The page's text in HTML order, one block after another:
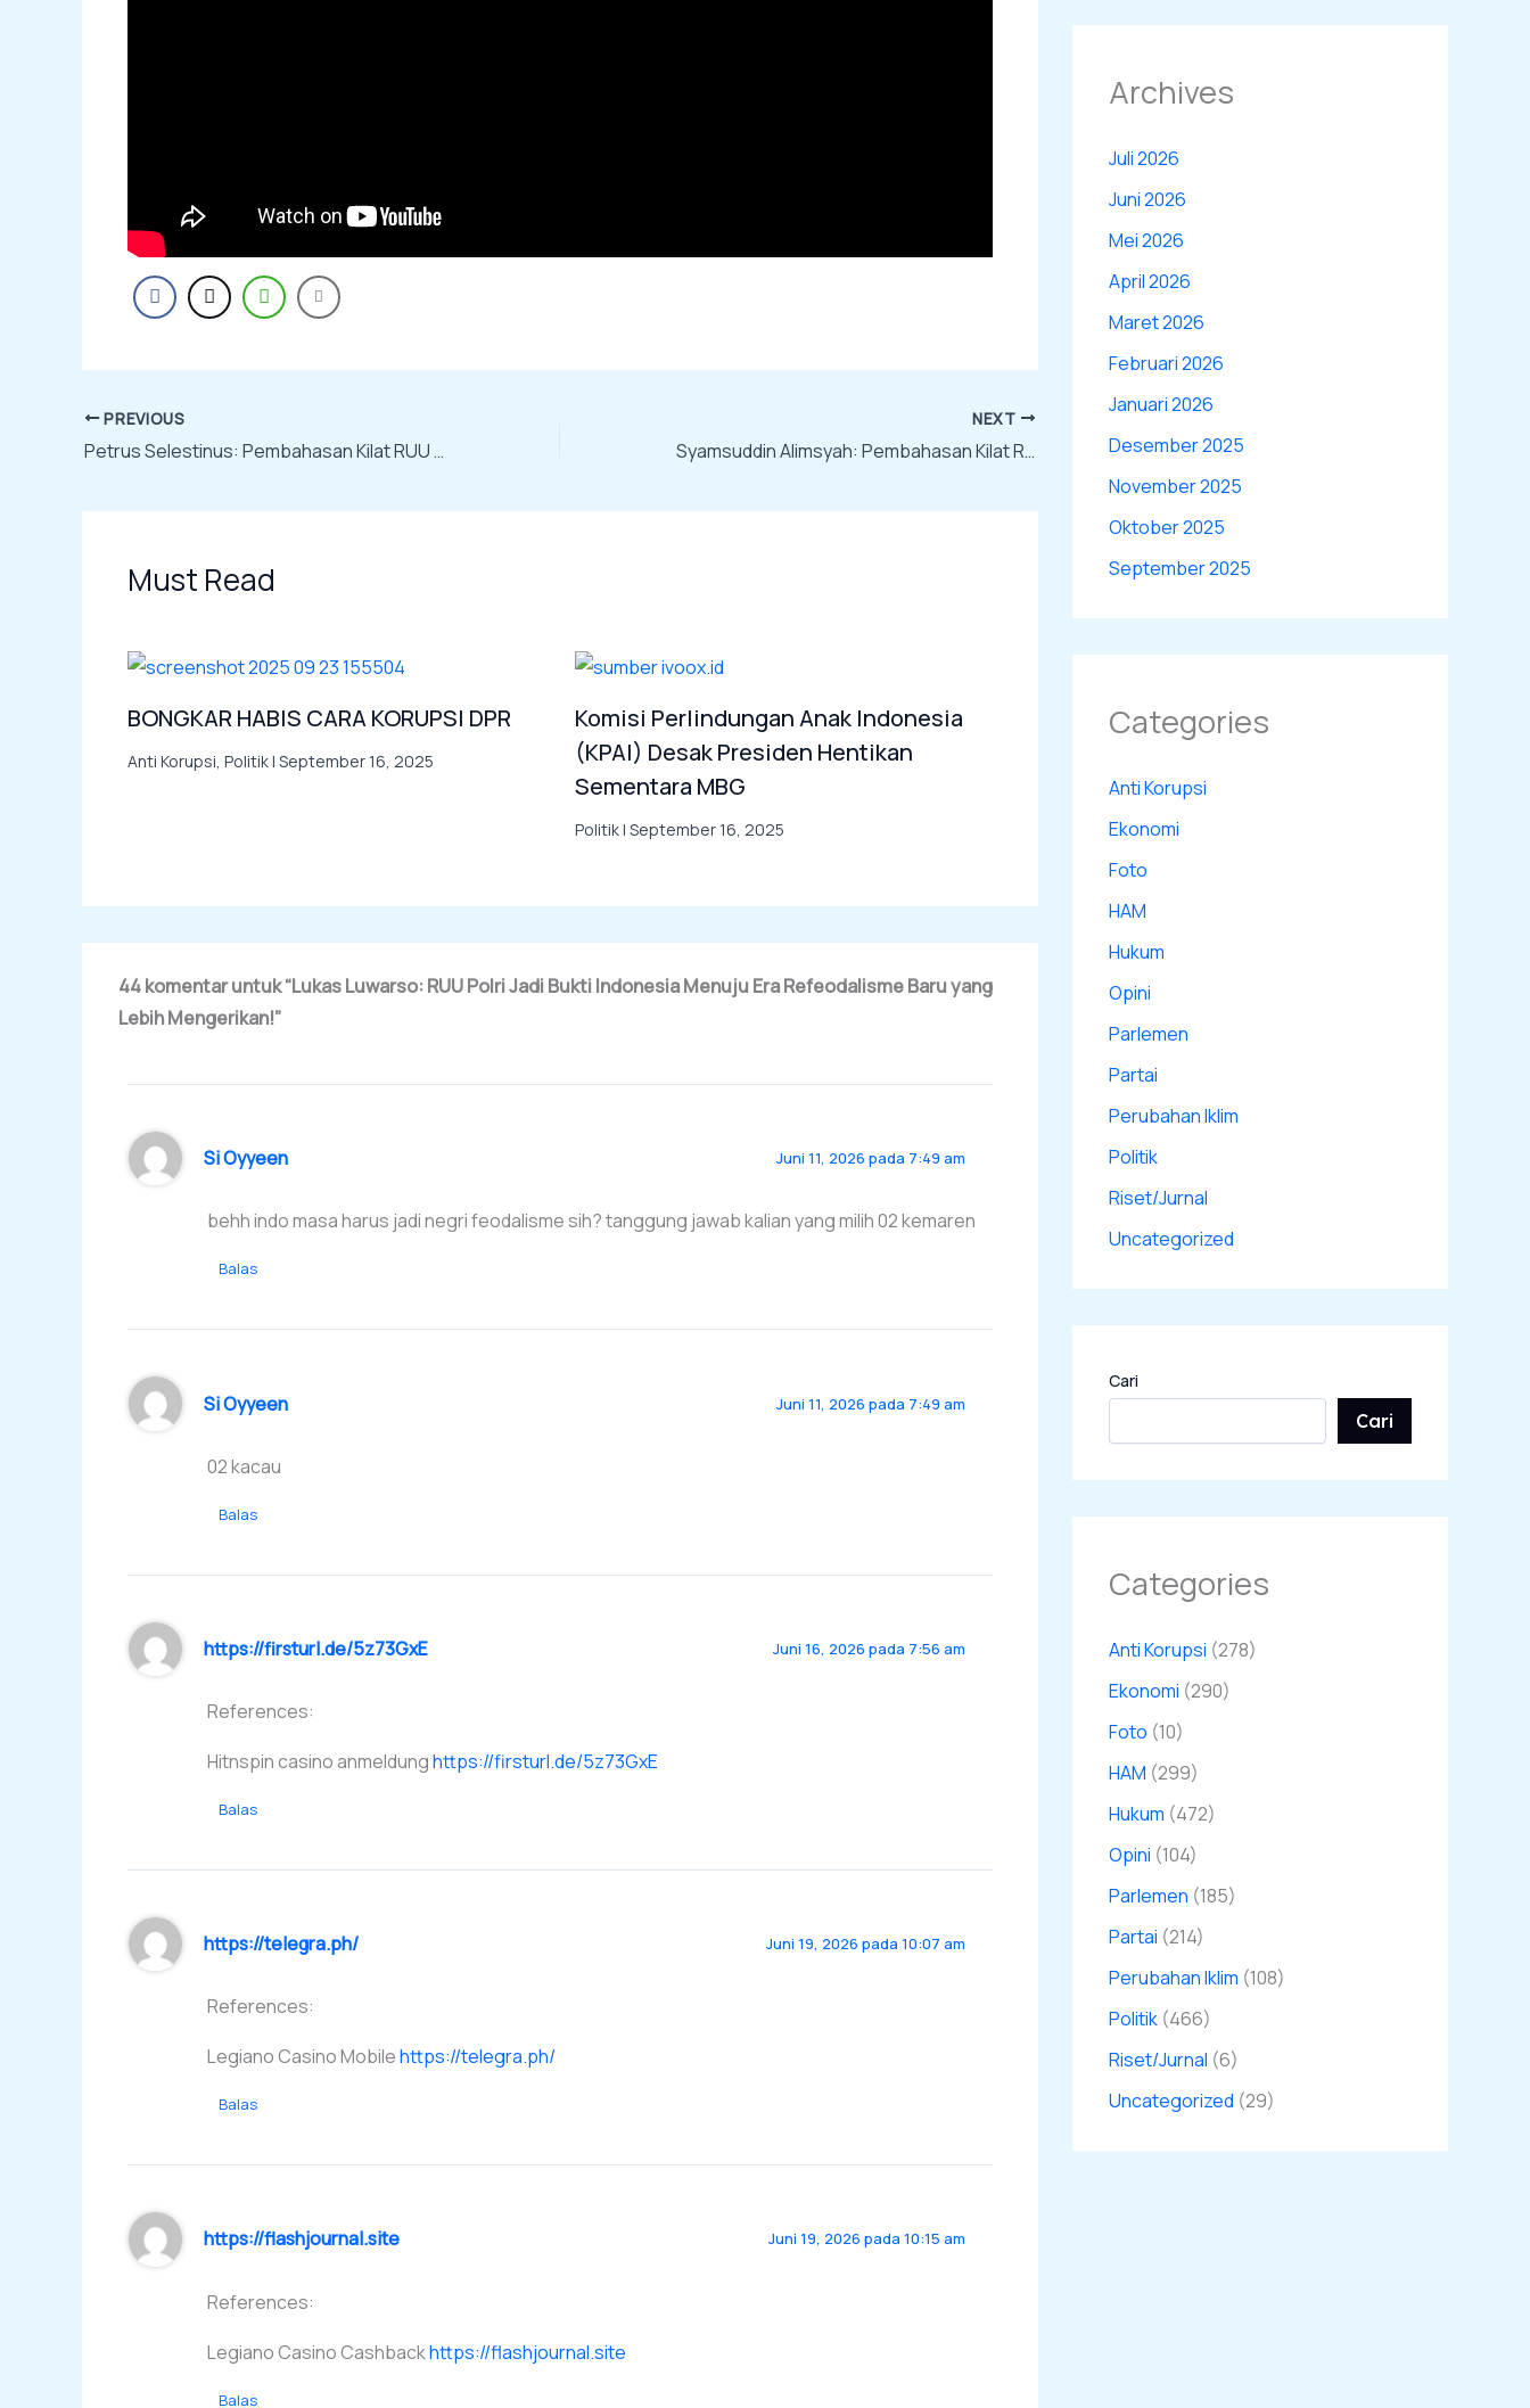
PREVIOUS
Petrus Selestinus: Pembahasan Kilat RUU Polri Itu Cara DPR Menipu Rakyat!
NEXT
Syamsuddin Alimsyah: Pembahasan Kilat RUU Polri Lebih Brutal dari Amputasi UU KPK! Oligarki Bersorak
Must Read
BONGKAR HABIS CARA KORUPSI DPR
Anti Korupsi, Politik| September 16, 2025
Komisi Perlindungan Anak Indonesia
(KPAI) Desak Presiden Hentikan
Sementara MBG
Politik| September 16, 2025
44 komentar untuk “Lukas Luwarso: RUU Polri Jadi Bukti Indonesia Menuju Era Refeodalisme Baru yang
Lebih Mengerikan!”
Si Oyyeen Juni 11, 2026 pada 7:49 am
behh indo masa harus jadi negri feodalisme sih? tanggung jawab kalian yang milih 02 kemaren
Balas
Si Oyyeen Juni 11, 2026 pada 7:49 am
02 kacau
Balas
https://firsturl.de/5z73GxE Juni 16, 2026 pada 7:56 am
References:
Hitnspin casino anmeldunghttps://firsturl.de/5z73GxE
Balas
https://telegra.ph/ Juni 19, 2026 pada 10:07 am
References:
Legiano Casino Mobilehttps://telegra.ph/
Balas
https://flashjournal.site Juni 19, 2026 pada 10:15 am
References:
Legiano Casino Cashbackhttps://flashjournal.site
Balas
Archives
Juli 2026
Juni 2026
Mei 2026
April 2026
Maret 2026
Februari 2026
Januari 2026
Desember 2025
November 2025
Oktober 2025
September 2025
Categories
Anti Korupsi
Ekonomi
Foto
HAM
Hukum
Opini
Parlemen
Partai
Perubahan Iklim
Politik
Riset/Jurnal
Uncategorized
Cari
Cari
Categories
Anti Korupsi (278)
Ekonomi (290)
Foto (10)
HAM (299)
Hukum (472)
Opini (104)
Parlemen (185)
Partai (214)
Perubahan Iklim (108)
Politik (466)
Riset/Jurnal (6)
Uncategorized (29)